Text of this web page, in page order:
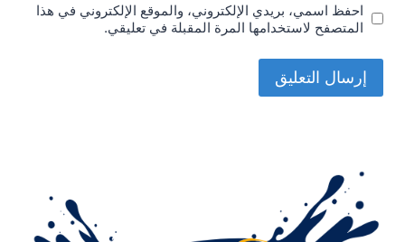
احفظ اسمي، بريدي الإلكتروني، والموقع الإلكتروني في هذا
المتصفح لاستخدامها المرة المقبلة في تعليقي.